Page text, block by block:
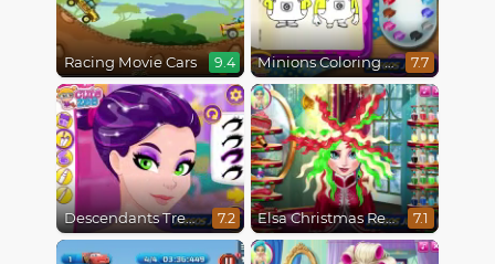
Racing Movie Cars 9.4 Minions Coloring Book 7.7
Descendants Trendsetters 7.2 Elsa Christmas Real Haircuts 7.1